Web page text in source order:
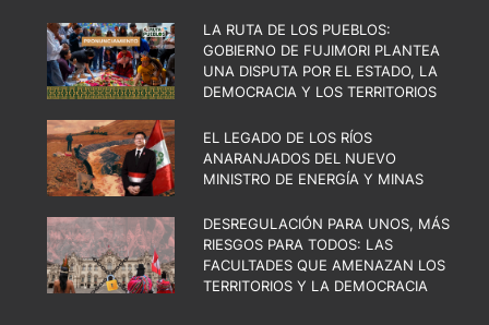
LA RUTA DE LOS PUEBLOS:
GOBIERNO DE FUJIMORI PLANTEA
UNA DISPUTA POR EL ESTADO, LA
DEMOCRACIA Y LOS TERRITORIOS
EL LEGADO DE LOS RÍOS
ANARANJADOS DEL NUEVO
MINISTRO DE ENERGÍA Y MINAS
DESREGULACIÓN PARA UNOS, MÁS
RIESGOS PARA TODOS: LAS
FACULTADES QUE AMENAZAN LOS
TERRITORIOS Y LA DEMOCRACIA